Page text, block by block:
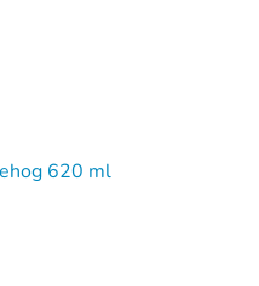
620 ml